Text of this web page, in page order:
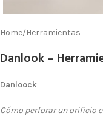
Home/Herramientas
Danlook –
Danloock
Cómo perforar un orificio